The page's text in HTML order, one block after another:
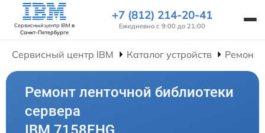
Сервисный центр IBM в
Санкт-Петербурге
+7 (812) 214-20-41
Ежедневно с 9:00 до 21:00
Сервисный центр IBM Каталог устройств Ремонт
Ремонт ленточной библиотеки
сервера